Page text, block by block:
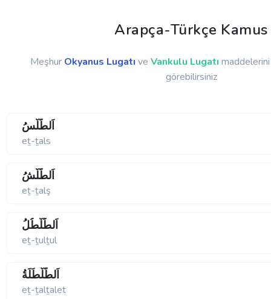
Arapça-Türkçe Kamus
Meşhur Okyanus Lugatı ve Vankulu Lugatı
görebilirsiniz
اَلطَّلْسُ
eṯ-ṯals
اَلطَّلْشُ
eṯ-ṯalş
اَلطُّلْطُلُ
eṯ-ṯulṯul
اَلطَّلْطَلَةُ
eṯ-ṯalṯalet